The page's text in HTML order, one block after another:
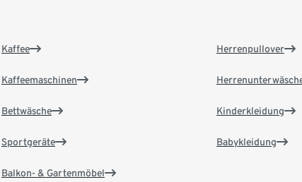
Kaffee
Kaffeemaschinen
Bettwäsche
Sportgeräte
Balkon- & Gartenmöbel
Herrenpullover
Kinderkleidung
Babykleidung